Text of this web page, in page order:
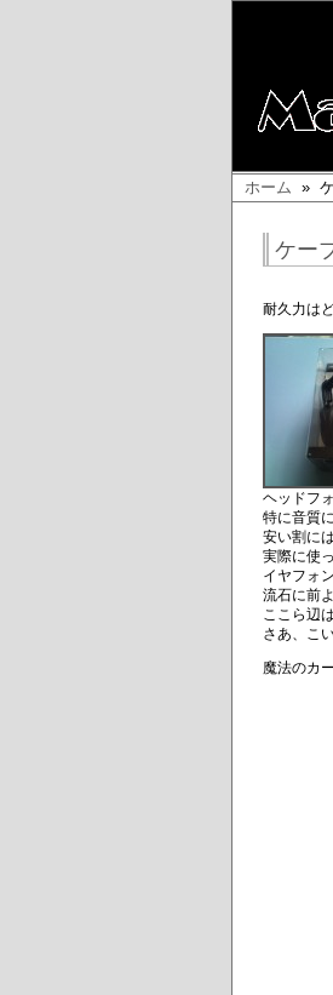
ホーム »
ケー
耐久力は
ヘッドフ
特に音質
安い割に
実際に使
イヤフォ
流石に前
ここら辺
さあ、こ
魔法のカ